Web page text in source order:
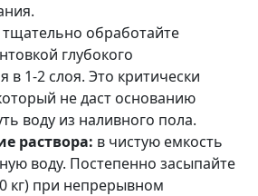
тщательно обработайте
глубокого
в 1-2 слоя. Это критически
не даст основанию
воду из наливного пола.
раствора: в чистую емкость
воду. Постепенно засыпайте
кг) при непрерывном